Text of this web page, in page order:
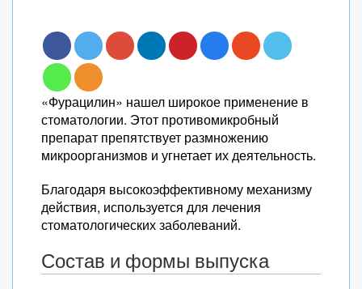
«Фурацилин» нашел широкое применение в
стоматологии. Этот противомикробный
препарат препятствует размножению
микроорганизмов и угнетает их деятельность.
Благодаря высокоэффективному механизму
действия, используется для лечения
стоматологических заболеваний.
Состав и формы выпуска